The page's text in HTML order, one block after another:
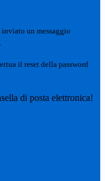
inviato un messaggio
il reset della password
di posta elettronica!